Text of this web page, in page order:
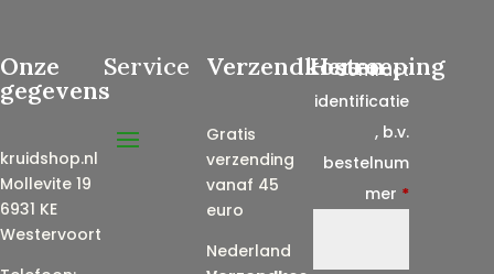
Onze
gegevens
kruidshop.nl
Mollevite 19
6931 KE
Westervoort
Service Verzendkosten
Gratis
verzending
vanaf 45
euro
Nederland
Herroeping
Contract
identificatie
, b.v.
bestelnum
mer *